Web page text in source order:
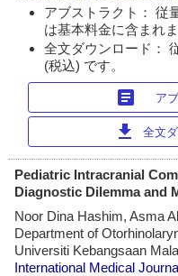
アブストラクト： 従
は基本料金に含まれま
全文ダウンロード：
(税込) です。
article ア
download 全文
Pediatric Intracranial
Diagnostic Dilemma and
Noor Dina Hashim, Asma
Department of
Universiti Kebangsaan
International Medical